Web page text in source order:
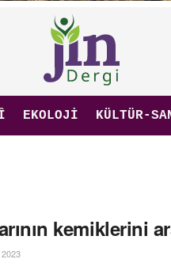
EKOLOJI KÜLTÜR-
kemiklerini